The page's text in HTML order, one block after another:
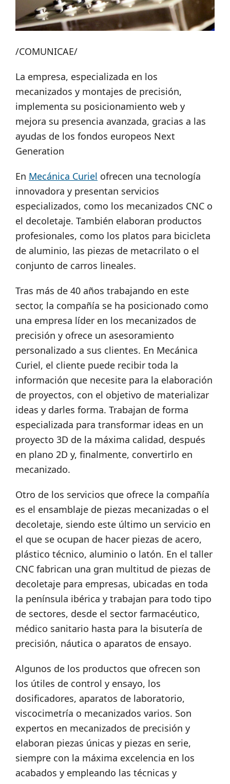
/COMUNICAE/
La empresa, especializada en los
mecanizados y montajes de precisión,
implementa su posicionamiento web y
mejora su presencia avanzada, gracias a las
ayudas de los fondos europeos Next
Generation
En Mecánica Curiel ofrecen una tecnología
innovadora y presentan servicios
especializados, como los mecanizados CNC o
el decoletaje. También elaboran productos
profesionales, como los platos para bicicleta
de aluminio, las piezas de metacrilato o el
conjunto de carros lineales.
Tras más de 40 años trabajando en este
sector, la compañía se ha posicionado como
una empresa líder en los mecanizados de
precisión y ofrece un asesoramiento
personalizado a sus clientes. En Mecánica
Curiel, el cliente puede recibir toda la
información que necesite para la elaboración
de proyectos, con el objetivo de materializar
ideas y darles forma. Trabajan de forma
especializada para transformar ideas en un
proyecto 3D de la máxima calidad, después
en plano 2D y, finalmente, convertirlo en
mecanizado.
Otro de los servicios que ofrece la compañía
es el ensamblaje de piezas mecanizadas o el
decoletaje, siendo este último un servicio en
el que se ocupan de hacer piezas de acero,
plástico técnico, aluminio o latón. En el taller
CNC fabrican una gran multitud de piezas de
decoletaje para empresas, ubicadas en toda
la península ibérica y trabajan para todo tipo
de sectores, desde el sector farmacéutico,
médico sanitario hasta para la bisutería de
precisión, náutica o aparatos de ensayo.
Algunos de los productos que ofrecen son
los útiles de control y ensayo, los
dosificadores, aparatos de laboratorio,
viscocimetría o mecanizados varios. Son
expertos en mecanizados de precisión y
elaboran piezas únicas y piezas en serie,
siempre con la máxima excelencia en los
acabados y empleando las técnicas y